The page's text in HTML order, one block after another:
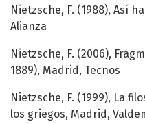
Nietzsche, F. (1988), Así
Alianza
Nietzsche, F. (2006),
1889), Madrid, Tecnos
Nietzsche, F. (1999), La
los griegos, Madrid,